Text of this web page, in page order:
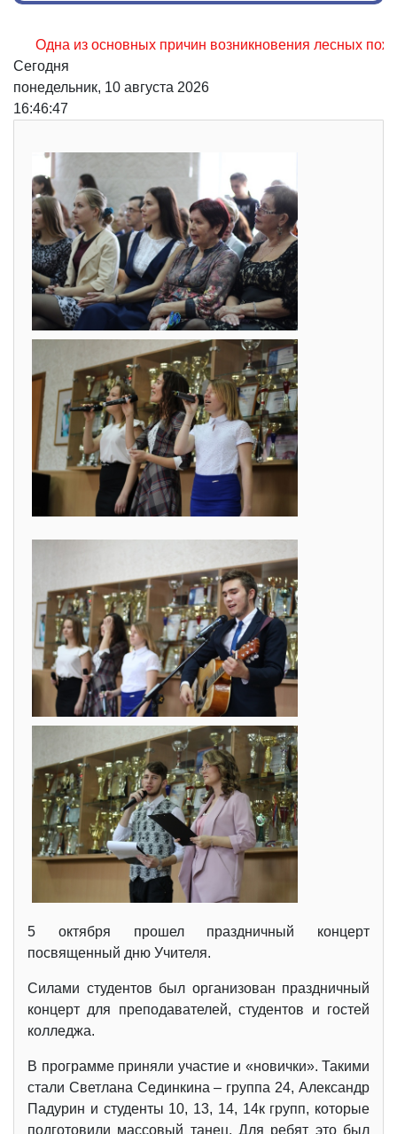
из основных причин возникновения лесных пожаров,
Сегодня
понедельник, 10 августа 2026
16:46:48
5 октября прошел праздничный концерт
посвященный дню Учителя.
Силами студентов был организован праздничный
концерт для преподавателей, студентов и гостей
колледжа.
В программе приняли участие и «новички». Такими
стали Светлана Сединкина – группа 24, Александр
Падурин и студенты 10, 13, 14, 14к групп, которые
подготовили массовый танец. Для ребят это был